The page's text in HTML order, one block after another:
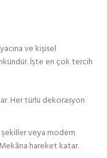
ve kişisel
İşte en çok tercih
Her türlü dekorasyon
veya modern
hareket katar.